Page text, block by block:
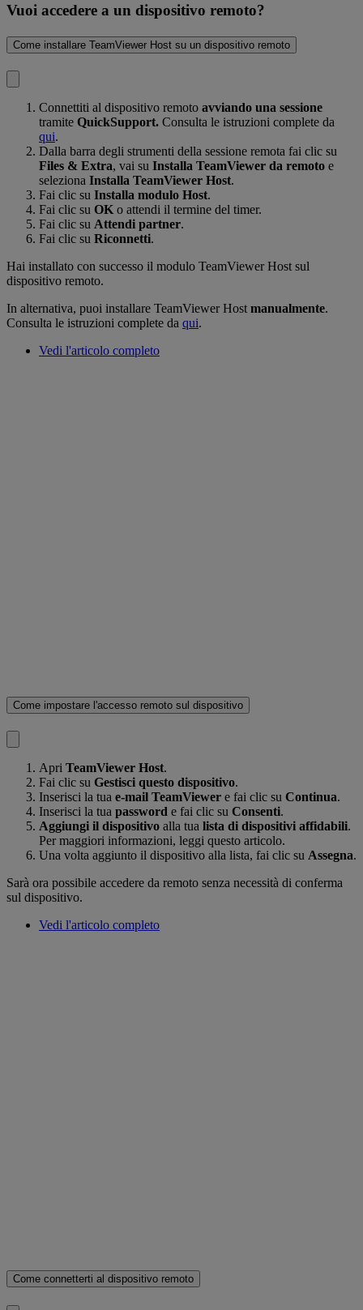
Vuoi accedere a un dispositivo remoto?
Come installare TeamViewer Host su un dispositivo remoto
Connettiti al dispositivo remoto avviando una sessione
tramite QuickSupport. Consulta le istruzioni complete da
qui.
Dalla barra degli strumenti della sessione remota fai clic su
Files & Extra, vai su Installa TeamViewer da remoto e
seleziona Installa TeamViewer Host.
Fai clic su Installa modulo Host.
Fai clic su OKo attendi il termine del timer.
Fai clic su Attendi partner.
Fai clic su Riconnetti.
Hai installato con successo il modulo TeamViewer Host sul
dispositivo remoto.
In alternativa, puoi installare TeamViewer Hostmanualmente.
Consulta le istruzioni complete da qui.
Vedi l'articolo completo
Come impostare l'accesso remoto sul dispositivo
Apri TeamViewer Host.
Fai clic su Gestisci questo dispositivo.
Inserisci la tua e-mail TeamViewer e fai clic su Continua.
Inserisci la tua password e fai clic su Consenti.
Aggiungi il dispositivo alla tua lista di dispositivi affidabili.
Per maggiori informazioni, leggi questo articolo.
Una volta aggiunto il dispositivo alla lista, fai clic su Assegna.
Sarà ora possibile accedere da remoto senza necessità di conferma
sul dispositivo.
Vedi l'articolo completo
Come connetterti al dispositivo remoto